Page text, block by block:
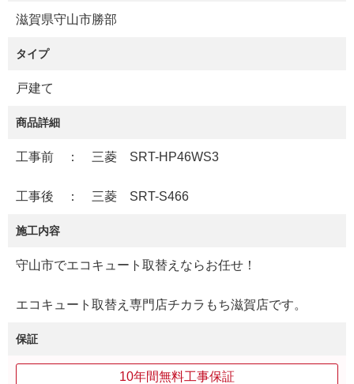
滋賀県守山市勝部
タイプ
戸建て
商品詳細
工事前 ： 三菱 SRT-HP46WS3
工事後 ： 三菱 SRT-S466
施工内容
守山市でエコキュート取替えならお任せ！
エコキュート取替え専門店チカラもち滋賀店です。
保証
10年間無料工事保証